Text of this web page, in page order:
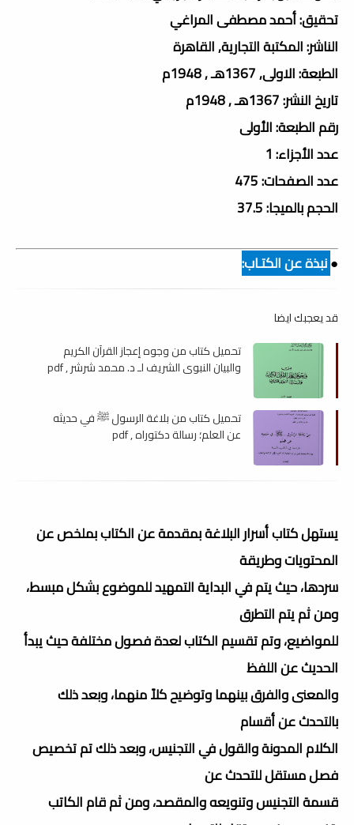
تحقيق: أحمد مصطفى المراغي
الناشر: المكتبة التجارية, القاهرة
الطبعة: الاولى, 1367هـ , 1948م
تاريخ النشر: 1367هـ , 1948م
رقم الطبعة: الأولى
عدد الأجزاء: 1
عدد الصفحات: 475
الحجم بالميجا: 37.5
●نبذة عن الكتـاب:
قد يعجبك ايضا
تحميل كتاب من وجوه إعجاز القرآن الكريم
والبيان النبوي الشريف لـ د. محمد شرشر , pdf
تحميل كتاب من بلاغة الرسول ﷺ في حديثه
عن العلم؛ رسالة دكتوراه , pdf
يستهل كتاب أسرار البلاغة بمقدمة عن الكتاب بملخص عن
المحتويات وطريقة
سردها، حيث يتم في البداية التمهيد للموضوع بشكل مبسط،
ومن ثم يتم التطرق
للمواضيع، وتم تقسيم الكتاب لعدة فصول مختلفة حيث يبدأ
الحديث عن اللفظ
والمعنى والفرق بينهما وتوضيح كلاً منهما، وبعد ذلك
بالتحدث عن أقسام
الكلام المدونة والقول في التجنيس، وبعد ذلك تم تخصيص
فصل مستقل للتحدث عن
قسمة التجنيس وتنويعه والمقصد، ومن ثم قام الكاتب